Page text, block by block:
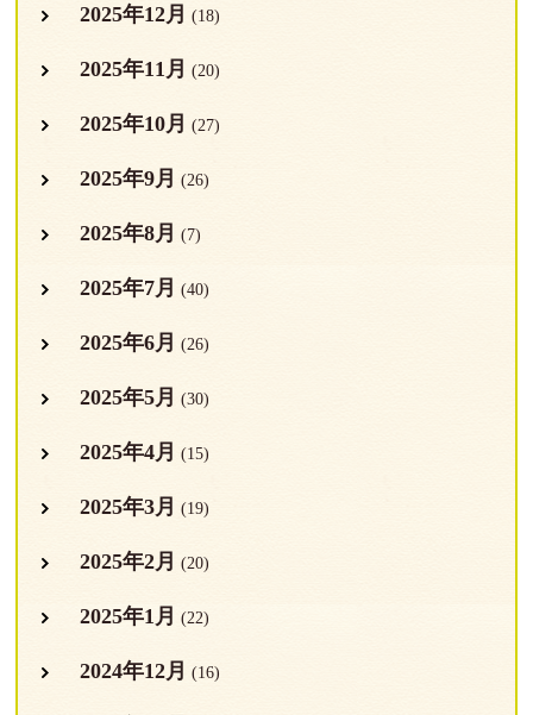
2025年12月 (18)
2025年11月 (20)
2025年10月 (27)
2025年9月 (26)
2025年8月 (7)
2025年7月 (40)
2025年6月 (26)
2025年5月 (30)
2025年4月 (15)
2025年3月 (19)
2025年2月 (20)
2025年1月 (22)
2024年12月 (16)